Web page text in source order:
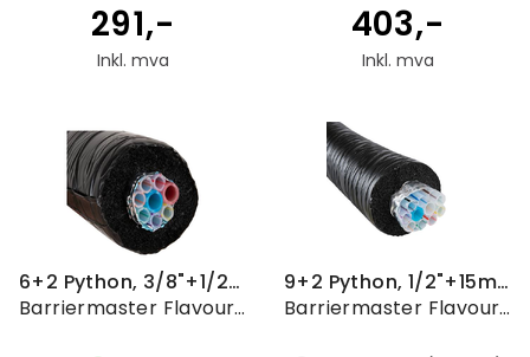
291,-
Inkl. mva
403,-
Inkl. mva
6+2 Python, 3/8"+1/2", pris pr. meter
Barriermaster Flavourlock
9+2 Python, 1/2"+15mm, pris pr. meter
Barriermaster Flavourlock